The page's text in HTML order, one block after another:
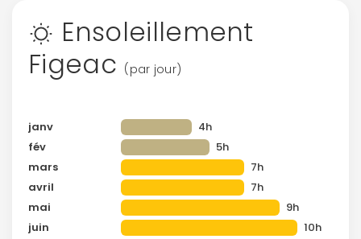
Ensoleillement
Figeac (par jour)
janv
4h
fév
5h
mars
7h
avril
7h
mai
9h
juin
10h